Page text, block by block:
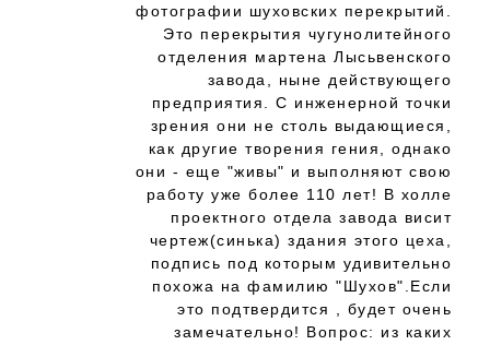
фотографии шуховских перекрытий.
Это перекрытия чугунолитейного
отделения мартена Лысьвенского
завода, ныне действующего
предприятия. С инженерной точки
зрения они не столь выдающиеся,
как другие творения гения, однако
они - еще "живы" и выполняют свою
работу уже более 110 лет! В холле
проектного отдела завода висит
чертеж(синька) здания этого цеха,
подпись под которым удивительно
похожа на фамилию "Шухов".Если
это подтвердится , будет очень
замечательно! Вопрос: из каких